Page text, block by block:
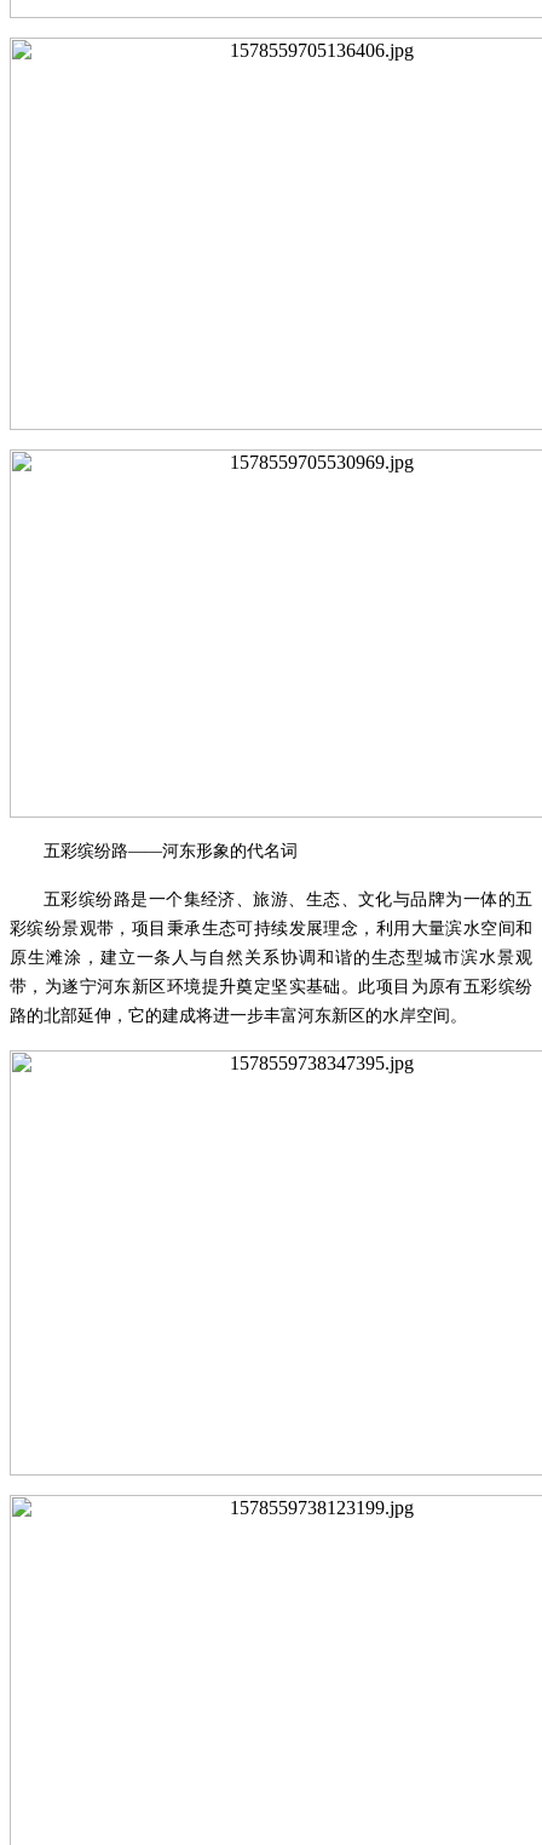
五彩缤纷路——河东形象的代名词
五彩缤纷路是一个集经济、旅游、生态、文化与品牌为一体的五
彩缤纷景观带，项目秉承生态可持续发展理念，利用大量滨水空间和
原生滩涂，建立一条人与自然关系协调和谐的生态型城市滨水景观
带，为遂宁河东新区环境提升奠定坚实基础。此项目为原有五彩缤纷
路的北部延伸，它的建成将进一步丰富河东新区的水岸空间。